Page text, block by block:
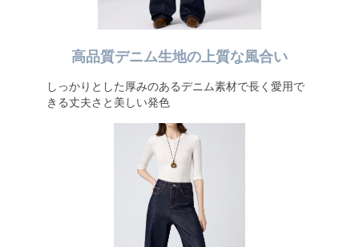
高品質デニム生地の上質な風合い
しっかりとした厚みのあるデニム素材で長く愛用で
きる丈夫さと美しい発色